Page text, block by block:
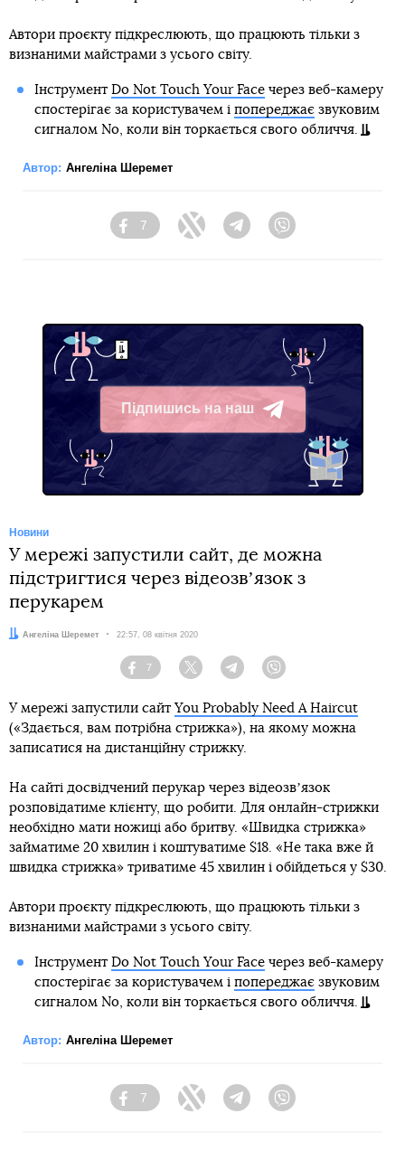
Автори проєкту підкреслюють, що працюють тільки з
визнаними майстрами з усього світу.
Інструмент Do Not Touch Your Faceчерез веб-камеру
спостерігає за користувачем і попереджаєзвуковим
сигналом No, коли він торкається свого обличчя.
Автор: Ангеліна Шеремет
Facebook
7
Twitter TelegramViber
Підпишись на наш
Telegram
Новини
У мережі запустили сайт, де можна
підстригтися через відеозвʼязок з
перукарем
Автор:
Ангеліна Шеремет Дата:
22:57, 08 квітня 2020
Facebook
7
Twitter TelegramViber
У мережі запустили сайт You Probably Need A Haircut
(«Здається, вам потрібна стрижка»), на якому можна
записатися на дистанційну стрижку.
На сайті досвідчений перукар через відеозвʼязок
розповідатиме клієнту, що робити. Для онлайн-стрижки
необхідно мати ножиці або бритву. «Швидка стрижка»
займатиме 20 хвилин і коштуватиме $18. «Не така вже й
швидка стрижка» триватиме 45 хвилин і обійдеться у $30.
Автори проєкту підкреслюють, що працюють тільки з
визнаними майстрами з усього світу.
Інструмент Do Not Touch Your Faceчерез веб-камеру
спостерігає за користувачем і попереджаєзвуковим
сигналом No, коли він торкається свого обличчя.
Автор: Ангеліна Шеремет
Facebook
7
Twitter TelegramViber